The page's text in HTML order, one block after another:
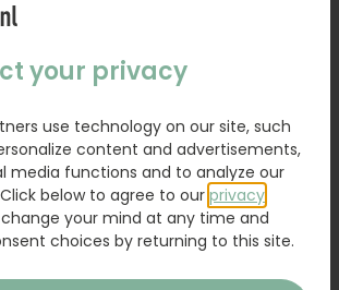
your privacy
use technology on our site, such
content and advertisements,
media functions and to analyze our
below to agree to our privacy
change your mind at any time and
choices by returning to this site.